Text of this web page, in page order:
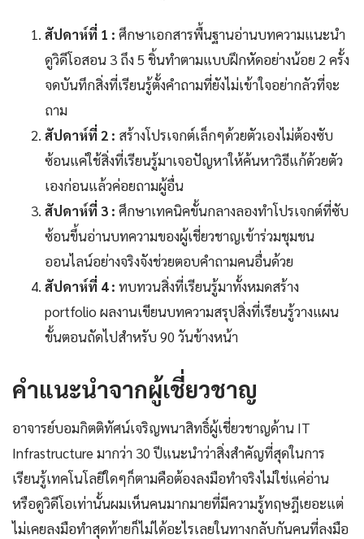
สัปดาห์ที่ 1 : ศึกษาเอกสารพื้นฐานอ่านบทความแนะนำ
ดูวิดีโอสอน 3 ถึง 5 ชิ้นทำตามแบบฝึกหัดอย่างน้อย 2 ครั้ง
จดบันทึกสิ่งที่เรียนรู้ตั้งคำถามที่ยังไม่เข้าใจอย่ากลัวที่จะ
ถาม
สัปดาห์ที่ 2 : สร้างโปรเจกต์เล็กๆด้วยตัวเองไม่ต้องซับ
ซ้อนแค่ใช้สิ่งที่เรียนรู้มาเจอปัญหาให้ค้นหาวิธีแก้ด้วยตัว
เองก่อนแล้วค่อยถามผู้อื่น
สัปดาห์ที่ 3 : ศึกษาเทคนิคขั้นกลางลองทำโปรเจกต์ที่ซับ
ซ้อนขึ้นอ่านบทความของผู้เชี่ยวชาญเข้าร่วมชุมชน
ออนไลน์อย่างจริงจังช่วยตอบคำถามคนอื่นด้วย
สัปดาห์ที่ 4 : ทบทวนสิ่งที่เรียนรู้มาทั้งหมดสร้าง
portfolio ผลงานเขียนบทความสรุปสิ่งที่เรียนรู้วางแผน
ขั้นตอนถัดไปสำหรับ 90 วันข้างหน้า
คำแนะนำจากผู้เชี่ยวชาญ
อาจารย์บอมกิตติทัศน์เจริญพนาสิทธิ์ผู้เชี่ยวชาญด้าน IT
Infrastructure มากว่า 30 ปีแนะนำว่าสิ่งสำคัญที่สุดในการ
เรียนรู้เทคโนโลยีใดๆก็ตามคือต้องลงมือทำจริงไม่ใช่แค่อ่าน
หรือดูวิดีโอเท่านั้นผมเห็นคนมากมายที่มีความรู้ทฤษฎีเยอะแต่
ไม่เคยลงมือทำสุดท้ายก็ไม่ได้อะไรเลยในทางกลับกันคนที่ลงมือ